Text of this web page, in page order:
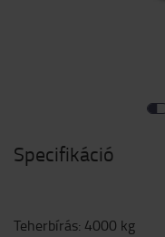
Specifikáció
Teherbírás: 4000 kg